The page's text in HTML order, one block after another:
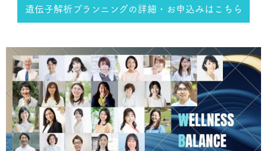
遺伝子解析プランニングの詳細・お申込みはこちら